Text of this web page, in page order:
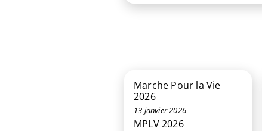
Marche Pour la Vie
2026
13 janvier 2026
MPLV 2026